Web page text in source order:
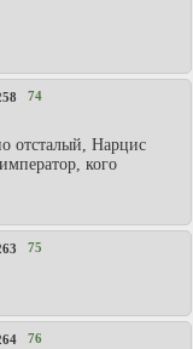
74
отсталый, Нарцис
кого
75
76